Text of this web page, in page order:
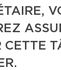
CETTE